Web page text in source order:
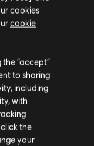
poter fare
cookies
cookie
“accept”
to sharing
including
with
the
your